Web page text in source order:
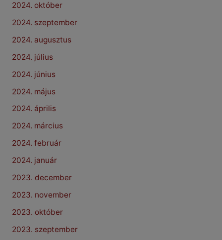
2024. október
2024. szeptember
2024. augusztus
2024. július
2024. június
2024. május
2024. április
2024. március
2024. február
2024. január
2023. december
2023. november
2023. október
2023. szeptember